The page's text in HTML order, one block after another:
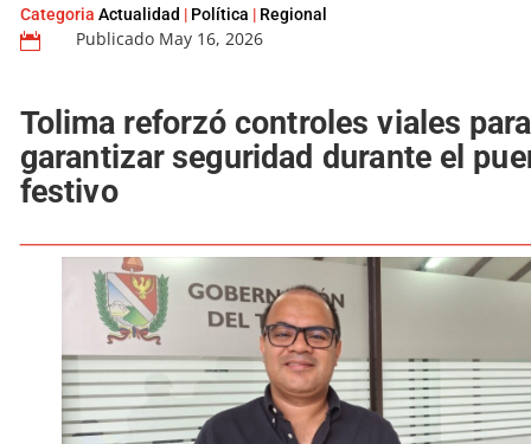
 Publicado May 16, 2026
Tolima reforzó controles viales para
garantizar seguridad durante el
festivo